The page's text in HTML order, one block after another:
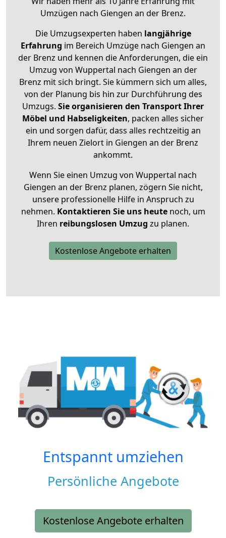
Umzügen nach Giengen an der Brenz.
Die Umzugsexperten haben langjährige
Erfahrung im Bereich Umzüge nach Giengen an
der Brenz und kennen die Anforderungen, die ein
Umzug von Wuppertal nach Giengen an der
Brenz mit sich bringt. Sie kümmern sich um alles,
von der Planung bis hin zur Durchführung des
Umzugs. Sie organisieren den Transport Ihrer
Möbel und Habseligkeiten, packen alles sicher
ein und sorgen dafür, dass alles rechtzeitig an
Ihrem neuen Zielort in Giengen an der Brenz
ankommt.
Wenn Sie einen Umzug von Wuppertal nach
Giengen an der Brenz planen, zögern Sie nicht,
unsere professionelle Hilfe in Anspruch zu
nehmen. Kontaktieren Sie uns heutenoch, um
Ihren reibungslosen Umzug zu planen.
Kostenlose Angebote erhalten
Entspannt umziehen
Persönliche Angebote
Kostenlose Angebote erhalten